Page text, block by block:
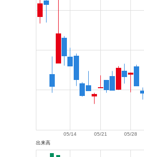
05/28
05/21
05/14
出来高